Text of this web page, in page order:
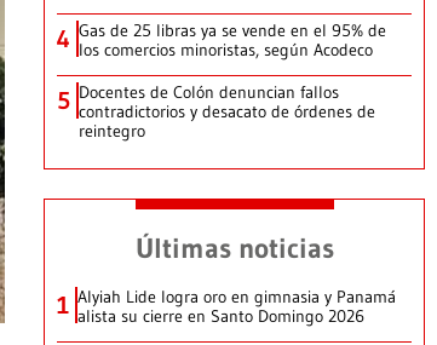
4 Gas de 25 libras ya se vende en el 95% de
los comercios minoristas, según Acodeco
5 Docentes de Colón denuncian fallos
contradictorios y desacato de órdenes de
reintegro
Últimas noticias
1 Alyiah Lide logra oro en gimnasia y Panamá
alista su cierre en Santo Domingo 2026